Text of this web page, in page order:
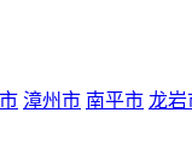
漳州市 南平市 龙岩